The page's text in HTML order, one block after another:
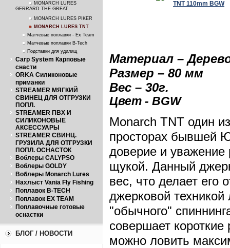
MONARCH LURES
GERRARD THE GREAT
MONARCH LURES PIKER
MONARCH LURES TNT
Матчевые поплавки - Ex Team
Матчевые поплавки B-Tech
Подставки для удилищ
Carp System Карповые
снасти
ORKA Силиконовые
приманки
STREAMER МЯГКИЙ
СВИНЕЦ ДЛЯ ОТГРУЗКИ
ПОПЛ.
STREAMER ПВХ И
СИЛИКОНОВЫЕ
АКСЕССУАРЫ
STREAMER СВИНЦ.
ГРУЗИЛА ДЛЯ ОТГРУЗКИ
ПОПЛ. ОСНАСТОК
Воблеры CALYPSO
Воблеры GOLDY
Воблеры Monarch Lures
Нахлыст Vania Fly Fishing
Поплавок B-TECH
Поплавок EX TEAM
Поплавочные готовые
оснастки
БЛОГ / НОВОСТИ
Материал –
Размер – 80 мм
Вес – 30г.
Цвет - BGW
Monarch TNT один
просторах бывшей
доверие и уважение
щукой. Данный
вес, что делает его
джерковой
"обычного"
совершает
можно ловить